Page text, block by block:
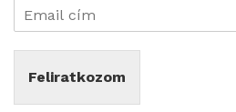
Feliratkozom